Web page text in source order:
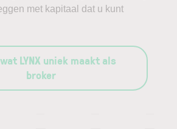
met kapitaal dat u kunt
LYNX uniek maakt als
broker